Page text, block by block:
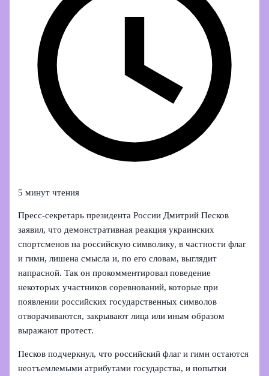
5 минут чтения
Пресс‑секретарь президента России Дмитрий Песков
заявил, что демонстративная реакция украинских
спортсменов на российскую символику, в частности флаг
и гимн, лишена смысла и, по его словам, выглядит
напрасной. Так он прокомментировал поведение
некоторых участников соревнований, которые при
появлении российских государственных символов
отворачиваются, закрывают лица или иным образом
выражают протест.
Песков подчеркнул, что российский флаг и гимн остаются
неотъемлемыми атрибутами государства, и попытки